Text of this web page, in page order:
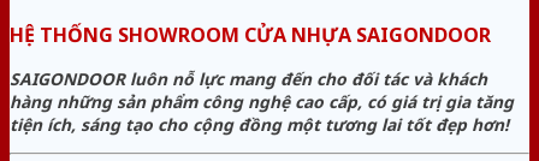
HỆ THỐNG SHOWROOM CỬA NHỰA SAIGONDOOR
SAIGONDOOR luôn nỗ lực mang đến cho đối tác và khách
hàng những sản phẩm công nghệ cao cấp, có giá trị gia tăng
tiện ích, sáng tạo cho cộng đồng một tương lai tốt đẹp hơn!